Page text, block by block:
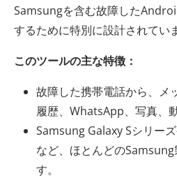
Samsungを含む故障した
するために特別に設計されてい
このツールの主な特徴：
故障した携帯電話から、メ
履歴、WhatsApp、写真、
Samsung Galaxy Sシリー
など、ほとんどの
す。